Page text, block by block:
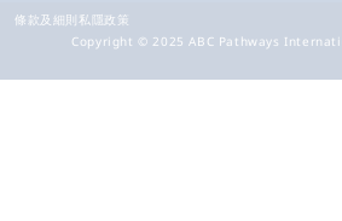
條款及細則私隱政策
Copyright © 2025 ABC Pathways